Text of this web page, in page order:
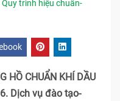
trình hiệu chuẩn-
HỒ CHUẨN KHÍ DẦU
Dịch vụ đào tạo-